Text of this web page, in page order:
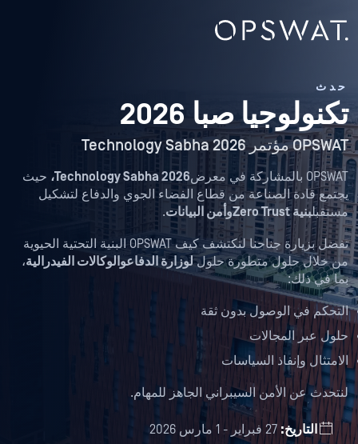
حدث
تكنولوجيا صبا 2026
OPSWAT مؤتمر Technology Sabha 2026
OPSWAT بالمشاركة في معرض Technology Sabha 2026، حيث
يجتمع قادة الصناعة من قطاع الفضاء الجوي والدفاع لتشكيل
مستقبلبنية Zero Trust وأمن البيانات.
تفضل بزيارة جناحنا لتكتشف كيف OPSWAT البنية التحتية الحيوية
من خلال حلول متطورة حلوللوزارة الدفاعوالوكالات الفيدرالية،
بما في ذلك:
التحكم في الوصول بدون ثقة
حلول عبر المجالات
الامتثال وإنفاذ السياسات
لنتحدث عن الأمن السيبراني الجاهز للمهام.
التاريخ: